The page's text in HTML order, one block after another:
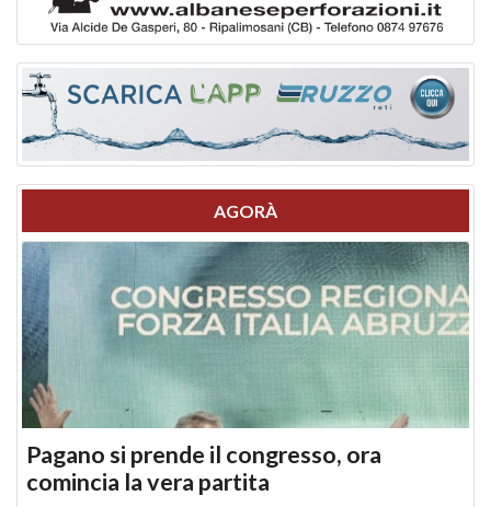
AGORÀ
Pagano si prende il congresso, ora
comincia la vera partita